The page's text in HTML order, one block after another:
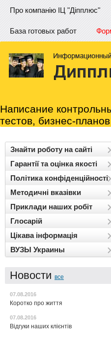
Про компанію ІЦ "Діпплюс"
База готовых работ
Написание
тестов, бизнес-планов
Знайти роботу на сайті
Гарантії та оцінка якості
Політика конфіденційності
Методичні вказівки
Приклади наших робіт
Глосарій
Цікава інформація
ВУЗЫ Украины
Новости все
07.08.2016
Коротко про життя
07.08.2016
Відгуки наших клієнтів